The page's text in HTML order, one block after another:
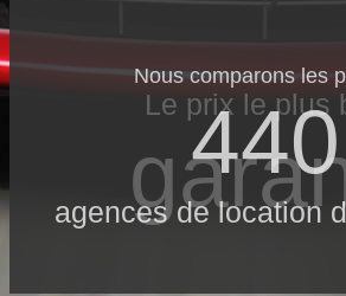
Nous comparons les
440
agences de location
Le prix le​ plus